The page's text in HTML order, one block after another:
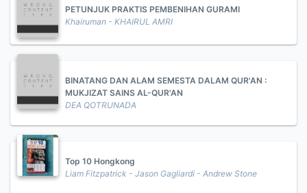
PETUNJUK PRAKTIS PEMBENIHAN GURAMI
Khairuman - KHAIRUL AMRI
BINATANG DAN ALAM SEMESTA DALAM QUR'AN :
MUKJIZAT SAINS AL-QUR'AN
DEA QOTRUNADA
Top 10 Hongkong
Liam Fitzpatrick - Jason Gagliardi - Andrew Stone